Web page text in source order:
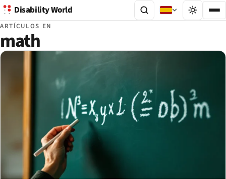
Disability World
ARTÍCULOS EN
math